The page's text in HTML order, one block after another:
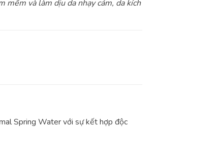
và làm dịu da nhạy cảm, da kích
Spring Water với sự kết hợp độc